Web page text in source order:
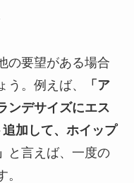
の要望がある場合
。例えば、
「ア
ンデサイズにエス
加して、ホイップ
と言えば、一度の